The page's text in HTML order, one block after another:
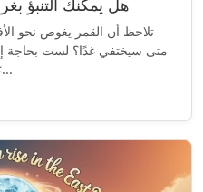
تلاحظ أن القمر يغوص نحو
متى سيختفي غدًا؟ لست بحاجة
مجرد وعي بسيط